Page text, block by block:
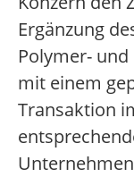
Ergänzung
Polymer-
mit einem
Transaktion